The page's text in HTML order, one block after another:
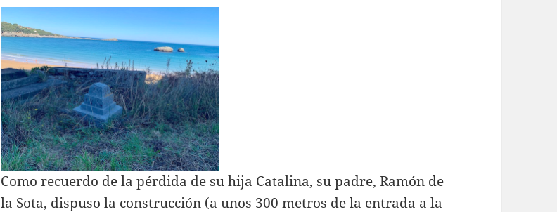
Como recuerdo de la pérdida de su hija Catalina, su padre, Ramón de
la Sota, dispuso la construcción (a unos 300 metros de la entrada a la